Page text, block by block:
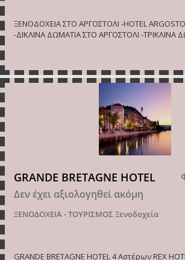
ΞΕΝΟΔΟΧΕΙΑ ΣΤΟ ΑΡΓΟΣΤΟΛΙ -HOTEL
-ΔΙΚΛΙΝΑ ΔΩΜΑΤΙΑ ΣΤΟ ΑΡΓΟΣΤΟΛΙ -ΤΡΙΚΛΙΝΑ
GRANDE BRETAGNE HOTEL
Δεν έχει αξιολογηθεί ακόμη
ΞΕΝΟΔΟΧΕΙΑ - ΤΟΥΡΙΣΜΟΣ Ξενοδοχεία
GRANDE BRETAGNE HOTEL 4 Αστέρων REX